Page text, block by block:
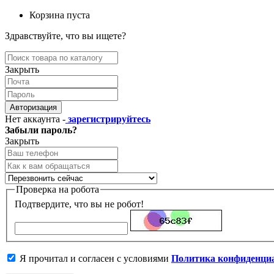
Корзина пуста
Здравствуйте, что вы ищете?
Закрыть
Авторизация
Нет аккаунта - зарегистрируйтесь
Забыли пароль?
Закрыть
Проверка на робота
Подтвердите, что вы не робот!
Я прочитал и согласен с условиями Политика